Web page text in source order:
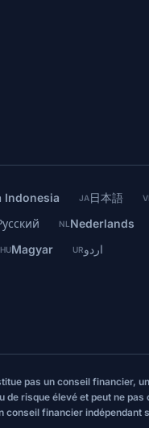
Indonesia JA日本語 VI
NL Nederlands
HUMagyar URاردو
pas un conseil financier,
risque élevé et peut ne
conseil financier indépendant